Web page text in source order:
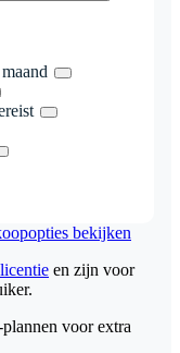
bekijken
en zijn voor
plannen voor extra